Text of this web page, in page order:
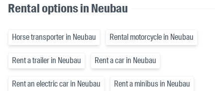
Rental options in Neubau
Horse transporter in Neubau Rental motorcycle in Neubau
Rent a trailer in Neubau Rent a car in Neubau
Rent an electric car in Neubau Rent a minibus in Neubau